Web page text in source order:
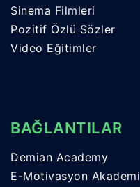
Sinema Filmleri
Pozitif Özlü Sözler
Video Eğitimler
BAĞLANTILAR
Demian Academy
E-Motivasyon Akademi